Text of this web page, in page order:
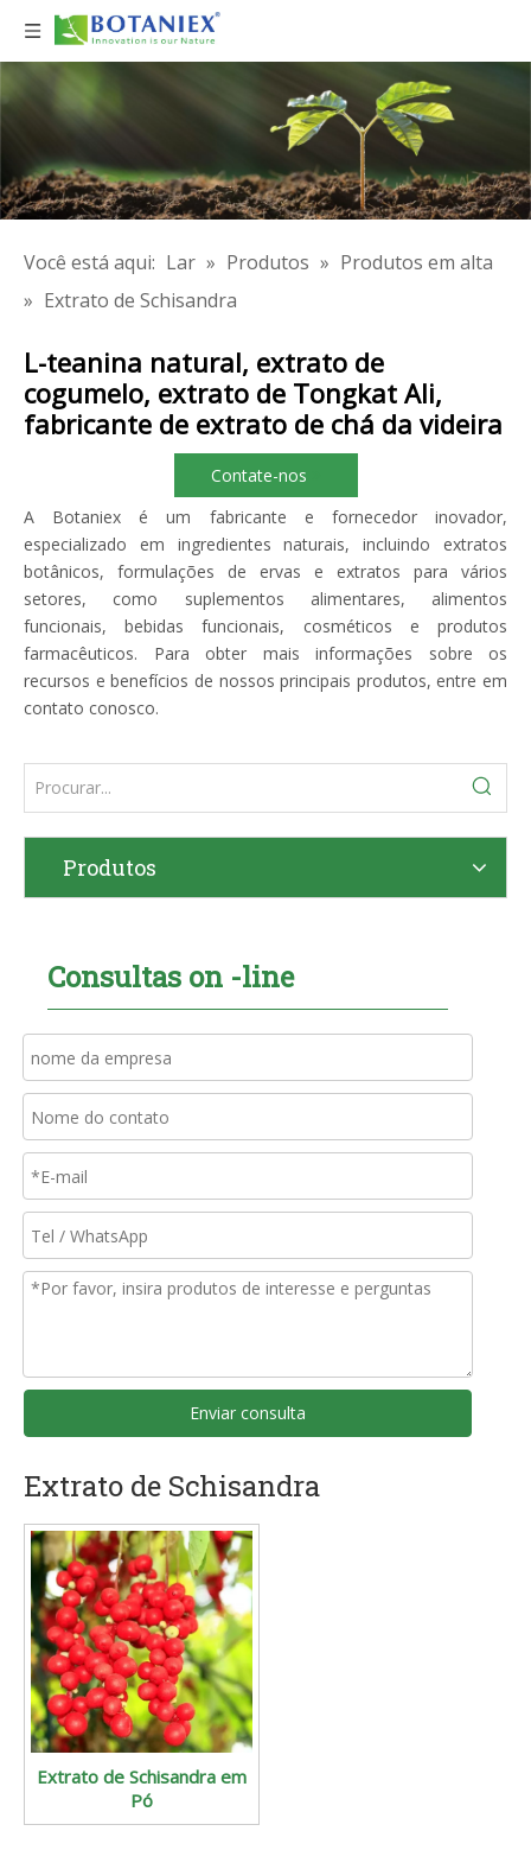
Você está aqui: Lar » Produtos » Produtos em alta
» Extrato de Schisandra
L-teanina natural, extrato de
cogumelo, extrato de Tongkat Ali,
fabricante de extrato de chá da videira
Contate-nos
A Botaniex é um fabricante e fornecedor inovador,
especializado em ingredientes naturais, incluindo extratos
botânicos, formulações de ervas e extratos para vários
setores, como suplementos alimentares, alimentos
funcionais, bebidas funcionais, cosméticos e produtos
farmacêuticos. Para obter mais informações sobre os
recursos e benefícios de nossos principais produtos, entre em
contato conosco.
Produtos
Consultas on -line
Enviar consulta
Extrato de Schisandra
Extrato de Schisandra em
Pó